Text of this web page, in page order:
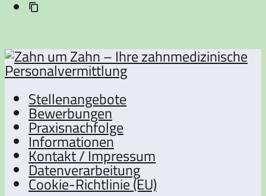
Stellenangebote
Bewerbungen
Praxisnachfolge
Informationen
Kontakt / Impressum
Datenverarbeitung
Cookie-Richtlinie (EU)